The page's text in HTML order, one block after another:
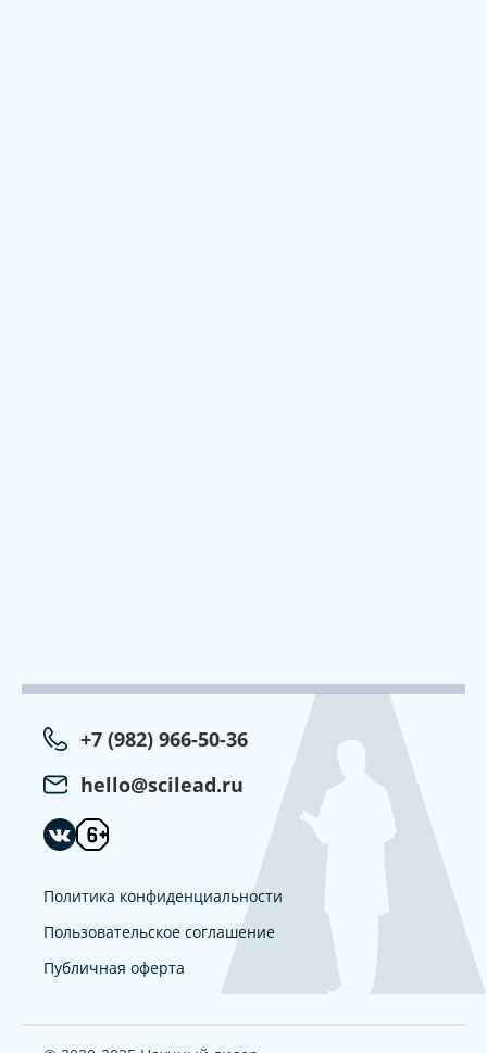
+7 (982) 966-50-36
hello@scilead.ru
Политика конфиденциальности
Пользовательское соглашение
Публичная оферта